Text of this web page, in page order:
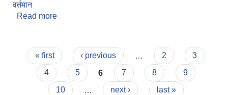
वर्तमान
Read more
Pages
« first ‹ previous … 2
3
4
5 6 7 8
9
10
… next › last »